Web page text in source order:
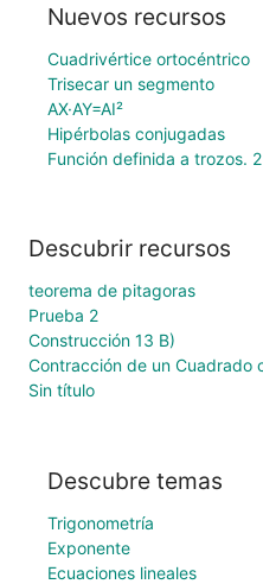
Nuevos recursos
Cuadrivértice ortocéntrico
Trisecar un segmento
AX·AY=AI²
Hipérbolas conjugadas
Función definida a trozos. 2
Descubrir recursos
teorema de pitagoras
Prueba 2
Construcción 13 B)
Sin título
Descubre temas
Trigonometría
Exponente
Ecuaciones lineales